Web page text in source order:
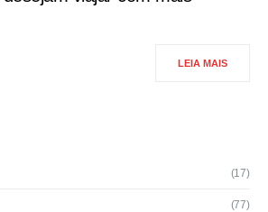
LEIA MAIS
(17)
(77)